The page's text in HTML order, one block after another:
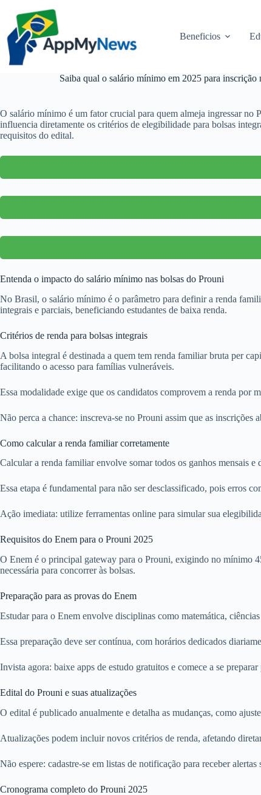
conteúdo
Beneficios
Saiba qual o salário mínimo em 2025 para
O salário mínimo é um fator crucial para quem almeja ingressar
influencia diretamente os critérios de elegibilidade para bolsas
requisitos do edital.
Entenda o impacto do salário mínimo nas bolsas do Prouni
No Brasil, o salário mínimo é o parâmetro para definir a renda
integrais e parciais, beneficiando estudantes de baixa renda.
Critérios de renda para bolsas integrais
A bolsa integral é destinada a quem tem renda familiar bruta per
facilitando o acesso para famílias vulneráveis.
Essa modalidade exige que os candidatos comprovem a renda por
Não perca a chance: inscreva-se no Prouni assim que as inscrições
Como calcular a renda familiar corretamente
Calcular a renda familiar envolve somar todos os ganhos mensais
Essa etapa é fundamental para não ser desclassificado, pois erros
Ação imediata: utilize ferramentas online para simular sua
Requisitos do Enem para o Prouni 2025
O Enem é o principal gateway para o Prouni, exigindo no mínimo
necessária para concorrer às bolsas.
Preparação para as provas do Enem
Estudar para o Enem envolve disciplinas como matemática,
Essa preparação deve ser contínua, com horários dedicados
Invista agora: baixe apps de estudo gratuitos e comece a se
Edital do Prouni e suas atualizações
O edital é publicado anualmente e detalha as mudanças, como
Atualizações podem incluir novos critérios de renda, afetando
Não espere: cadastre-se em listas de notificação para receber
Cronograma completo do Prouni 2025